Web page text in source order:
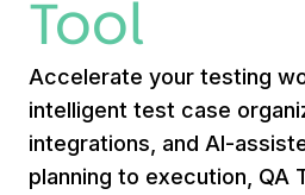
Tool
Accelerate your testing
intelligent test case
integrations, and AI-
planning to execution, QA